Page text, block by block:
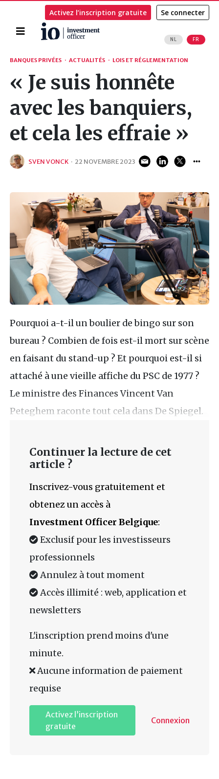
Accueil
NL FR
Activez l’inscription gratuite Se connecter
Rechercher
BANQUES PRIVÉES · ACTUALITÉS · LOIS ET RÉGLEMENTATION
« Je suis honnête
avec les banquiers,
et cela les effraie »
SVEN VONCK · 22 NOVEMBRE 2023
Pourquoi a-t-il un boulier de bingo sur son
bureau ? Combien de fois est-il mort sur scène
en faisant du stand-up ? Et pourquoi est-il si
attaché à une vieille affiche du PSC de 1977 ?
Le ministre des Finances Vincent Van
Peteghem raconte tout cela dans De Spiegel.
Continuer la lecture de cet
article ?
Inscrivez-vous gratuitement et
obtenez un accès à
Investment Officer Belgique:
Exclusif pour les investisseurs
professionnels
Annulez à tout moment
Accès illimité : web, application et
newsletters
L'inscription prend moins d'une
minute.
Aucune information de paiement
requise
Activez l’inscription
gratuite
Connexion